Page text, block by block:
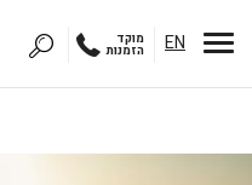
EN מוקד
הזמנות